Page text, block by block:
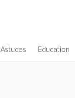
Astuces Education